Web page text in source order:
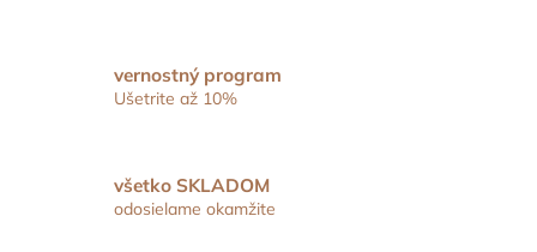
vernostný program
Ušetrite až 10%
všetko SKLADOM
odosielame okamžite